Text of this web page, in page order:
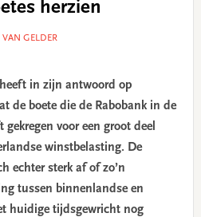
herzien
VAN GELDER
in zijn antwoord op
de boete die de Rabobank in de
gekregen voor een groot deel
winstbelasting. De
echter sterk af of zo’n
tussen binnenlandse en
huidige tijdsgewricht nog